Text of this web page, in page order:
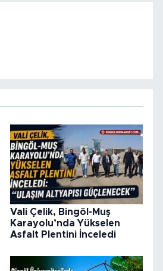
Vali Çelik, Bingöl-Muş
Karayolu’nda Yükselen
Asfalt Plentini İnceledi